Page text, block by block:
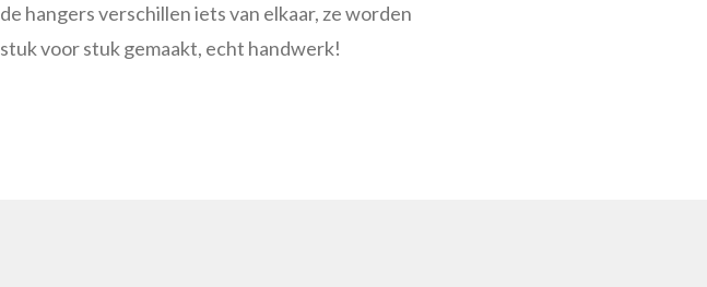
de hangers verschillen iets van elkaar, ze worden
stuk voor stuk gemaakt, echt handwerk!